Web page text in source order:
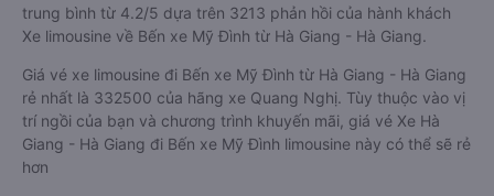
trung bình từ 4.2/5 dựa trên 3213 phản hồi của hành khách
Xe limousine về Bến xe Mỹ Đình từ Hà Giang - Hà Giang.
Giá vé xe limousine đi Bến xe Mỹ Đình từ Hà Giang - Hà Giang
rẻ nhất là 332500 của hãng xe Quang Nghị. Tùy thuộc vào vị
trí ngồi của bạn và chương trình khuyến mãi, giá vé Xe Hà
Giang - Hà Giang đi Bến xe Mỹ Đình limousine này có thể sẽ rẻ
hơn